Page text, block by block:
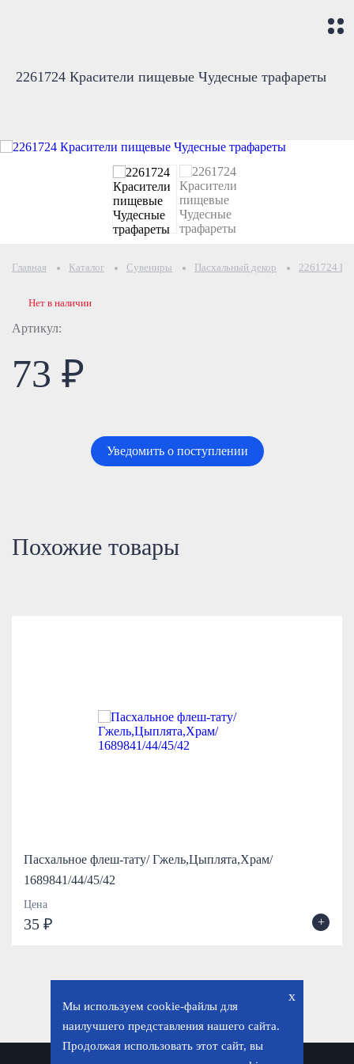
2261724 Красители пищевые Чудесные трафареты
Главная Каталог Сувениры Пасхальный декор 2261724
Артикул:
Нет в наличии
73 ₽
Уведомить о поступлении
Похожие товары
Пасхальное флеш-тату/ Гжель,Цыплята,Храм/
1689841/44/45/42
Цена
35 ₽ +
x
Мы используем cookie-файлы для
наилучшего представления нашего сайта.
Продолжая использовать этот сайт, вы